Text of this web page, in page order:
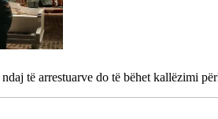
të arrestuarve do të bëhet kallëzimi